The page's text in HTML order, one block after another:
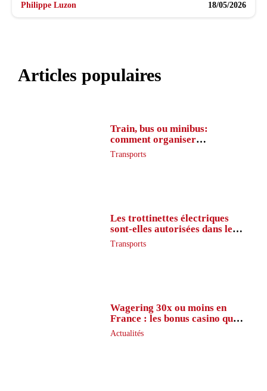
Philippe Luzon 18/05/2026
Articles populaires
Train, bus ou minibus:
comment organiser
l’itinéraire en France
Transports
Les trottinettes électriques
sont-elles autorisées dans le
métro ?
Transports
Wagering 30x ou moins en
France : les bonus casino que
peu de joueurs connaissent
vraiment
Actualités